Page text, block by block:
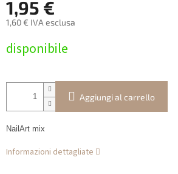
1,95 €
1,60 € IVA esclusa
della
disponibile
Aggiungi al carrello
NailArt mix
Informazioni dettagliate